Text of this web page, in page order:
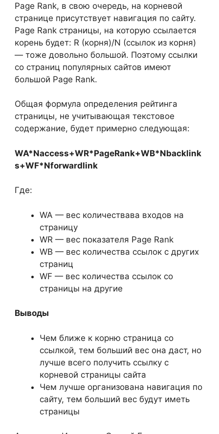
Page Rank, в свою очередь, на корневой
странице присутствует навигация по сайту.
Page Rank страницы, на которую ссылается
корень будет: R (корня)/N (ссылок из корня)
— тоже довольно большой. Поэтому ссылки
со страниц популярных сайтов имеют
большой Page Rank.
Общая формула определения рейтинга
страницы, не учитывающая текстовое
содержание, будет примерно следующая:
WA*Naccess+WR*PageRank+WB*Nbacklink
s+WF*Nforwardlink
Где:
WA — вес количествава входов на
страницу
WR — вес показателя Page Rank
WB — вес количества ссылок с других
страниц
WF — вес количества ссылок со
страницы на другие
Выводы
Чем ближе к корню страница со
ссылкой, тем больший вес она даст, но
лучше всего получить ссылку с
корневой страницы сайта
Чем лучше организована навигация по
сайту, тем больший вес будут иметь
страницы